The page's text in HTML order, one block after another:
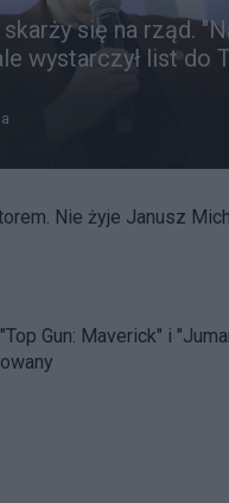
się na rząd.
wystarczył list do
Nie żyje Janusz
Gun: Maverick" i